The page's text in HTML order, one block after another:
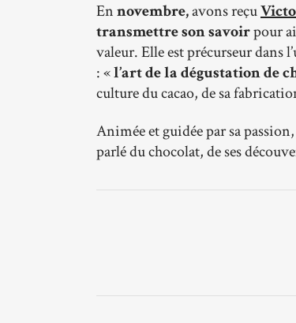
Ennovembre,avons reçu
transmettre son savoirpour
valeur. Elle est précurseur dans
: «l’art de la dégustation de
culture du cacao, de sa
Animée et guidée par sa
parlé du chocolat, de ses